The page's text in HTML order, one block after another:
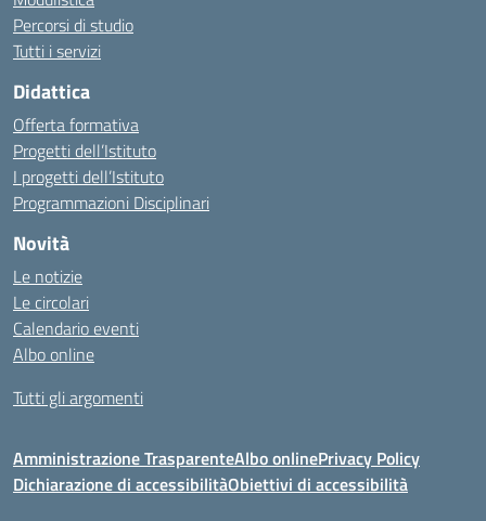
Percorsi di studio
Tutti i servizi
Didattica
Offerta formativa
Progetti dell’Istituto
I progetti dell’Istituto
Programmazioni Disciplinari
Novità
Le notizie
Le circolari
Calendario eventi
Albo online
Tutti gli argomenti
Amministrazione TrasparenteAlbo onlinePrivacy Policy
Dichiarazione di accessibilitàObiettivi di accessibilità